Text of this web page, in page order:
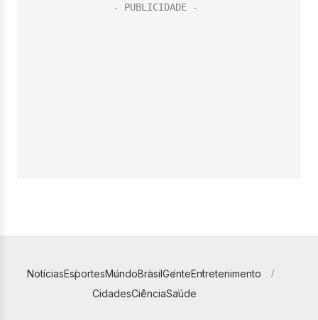
NotíciasEsportesMundoBrasilGenteEntretenimento
CidadesCiênciaSaúde